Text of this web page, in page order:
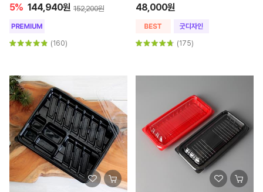
5% 144,940원 152,200원
(160)
48,000원
(175)